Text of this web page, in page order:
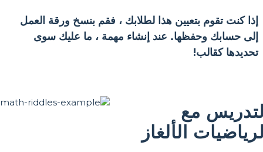
إذا كنت تقوم بتعيين هذا لطلابك ، فقم بنسخ ورقة العمل
إلى حسابك وحفظها. عند إنشاء مهمة ، ما عليك سوى
تحديدها كقالب!
مع
الألغاز